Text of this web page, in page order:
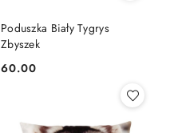
Poduszka Biały Tygrys
Zbyszek
Cena:
60.00